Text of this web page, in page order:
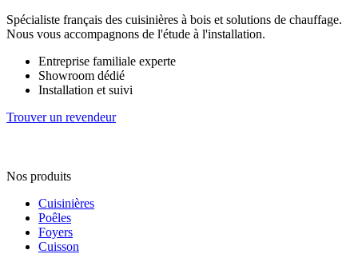
Spécialiste français des cuisinières à bois et solutions de chauffage.
Nous vous accompagnons de l'étude à l'installation.
Entreprise familiale experte
Showroom dédié
Installation et suivi
Trouver un revendeur
Nos produits
Cuisinières
Poêles
Foyers
Cuisson